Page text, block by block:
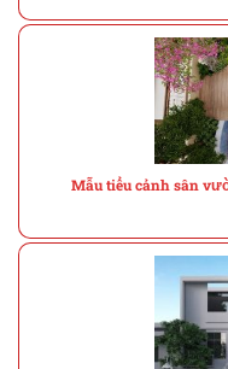
Mẫu tiểu cảnh sân